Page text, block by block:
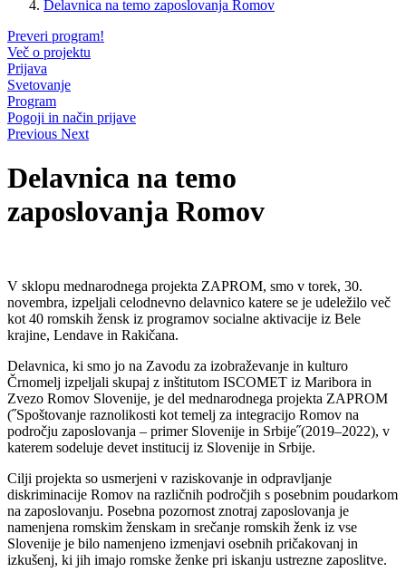
Delavnica na temo zaposlovanja Romov
Preveri program!
Več o projektu
Prijava
Svetovanje
Program
Pogoji in način prijave
Previous Next
Delavnica na temo
zaposlovanja Romov
V sklopu mednarodnega projekta ZAPROM, smo v torek, 30.
novembra, izpeljali celodnevno delavnico katere se je udeležilo več
kot 40 romskih žensk iz programov socialne aktivacije iz Bele
krajine, Lendave in Rakičana.
Delavnica, ki smo jo na Zavodu za izobraževanje in kulturo
Črnomelj izpeljali skupaj z inštitutom ISCOMET iz Maribora in
Zvezo Romov Slovenije, je del mednarodnega projekta ZAPROM
(˝Spoštovanje raznolikosti kot temelj za integracijo Romov na
področju zaposlovanja – primer Slovenije in Srbije˝(2019–2022), v
katerem sodeluje devet institucij iz Slovenije in Srbije.
Cilji projekta so usmerjeni v raziskovanje in odpravljanje
diskriminacije Romov na različnih področjih s posebnim poudarkom
na zaposlovanju. Posebna pozornost znotraj zaposlovanja je
namenjena romskim ženskam in srečanje romskih ženk iz vse
Slovenije je bilo namenjeno izmenjavi osebnih pričakovanj in
izkušenj, ki jih imajo romske ženke pri iskanju ustrezne zaposlitve.